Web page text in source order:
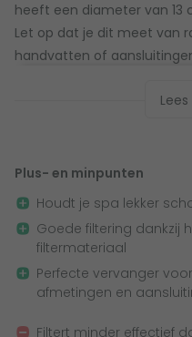
heeft een diameter van 13
Let op dat je dit meet van
handvatten of
de bovenkant is gesloten.
Deze spafilter is 33 x 13
andere:
Darrly filter SC757
Plus- en minpunten
Houdt je spa lekker
Goede filtering dankzij
filtermateriaal
Perfecte vervanger
afmetingen en
Filtert minder effectief